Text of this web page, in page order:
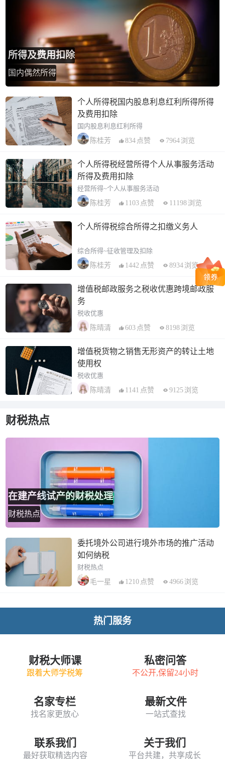
所得及费用扣除
国内偶然所得
个人所得税国内股息利息红利所得所得
及费用扣除
国内股息利息红利所得
陈桂芳
834 点赞 7964 浏览
个人所得税经营所得个人从事服务活动
所得及费用扣除
经营所得~个人从事服务活动
陈桂芳
1103 点赞 11198 浏览
个人所得税综合所得之扣缴义务人
综合所得~征收管理及扣除
陈桂芳
1442 点赞 8934 浏览
增值税邮政服务之税收优惠跨境邮政服
务
税收优惠
陈晴清
603 点赞 8198 浏览
增值税货物之销售无形资产的转让土地
使用权
税收优惠
陈晴清
1141 点赞 9125 浏览
财税热点
在建产线试产的财税处理
财税热点
委托境外公司进行境外市场的推广活动
如何纳税
财税热点
毛一星
1210 点赞 4966 浏览
热门服务
财税大师课
跟着大师学税筹
私密问答
不公开,保留24小时
名家专栏
找名家更放心
最新文件
一站式查找
联系我们
最好获取精选内容
关于我们
平台共建，共享成长